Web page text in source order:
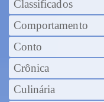
Classificados
Comportamento
Conto
Crônica
Culinária